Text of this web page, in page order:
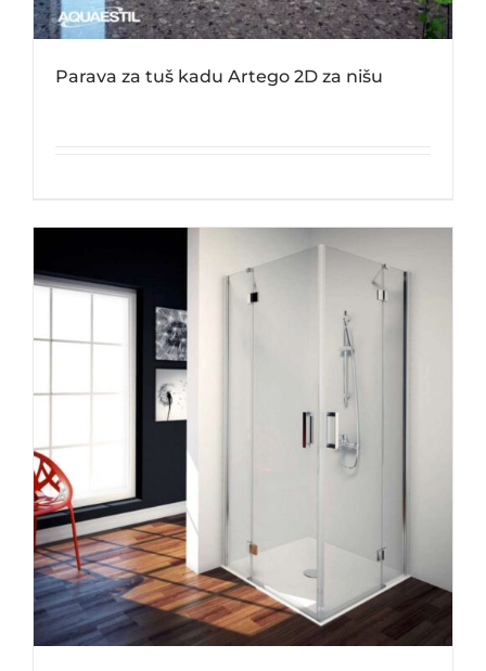
Parava za tuš kadu Artego 2D za nišu